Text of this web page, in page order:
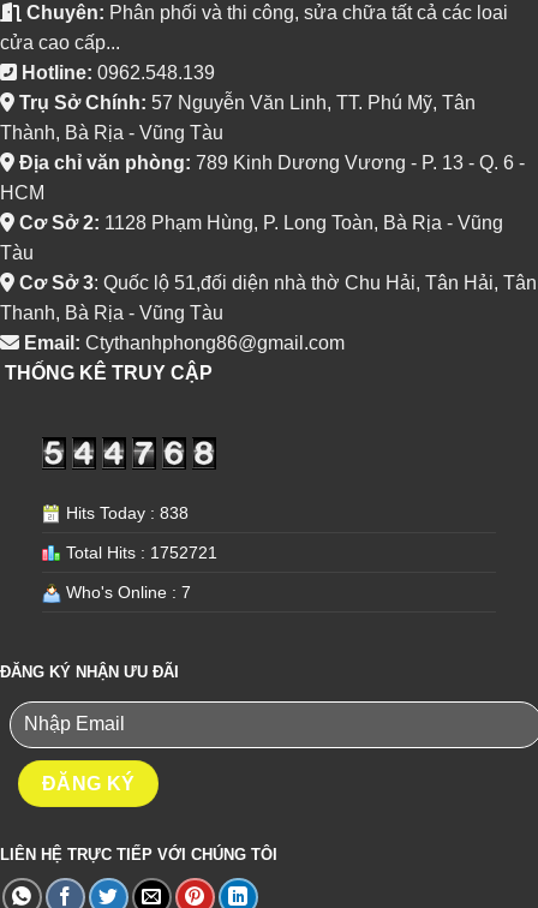
Chuyên: Phân phối và thi công, sửa chữa tất cả các loai
cửa cao cấp...
Hotline: 0962.548.139
Trụ Sở Chính: 57 Nguyễn Văn Linh, TT. Phú Mỹ, Tân
Thành, Bà Rịa - Vũng Tàu
Địa chỉ văn phòng: 789 Kinh Dương Vương - P. 13 - Q. 6 -
HCM
Cơ Sở 2: 1128 Phạm Hùng, P. Long Toàn, Bà Rịa - Vũng
Tàu
Cơ Sở 3: Quốc lộ 51,đối diện nhà thờ Chu Hải, Tân Hải, Tân
Thanh, Bà Rịa - Vũng Tàu
Email: Ctythanhphong86@gmail.com
THỐNG KÊ TRUY CẬP
Hits Today : 838
Total Hits : 1752721
Who's Online : 7
ĐĂNG KÝ NHẬN ƯU ĐÃI
LIÊN HỆ TRỰC TIẾP VỚI CHÚNG TÔI